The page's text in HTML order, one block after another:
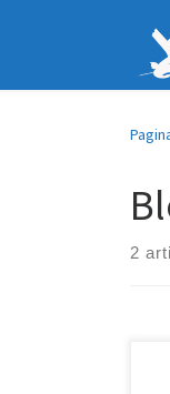
Passa al contenuto
2